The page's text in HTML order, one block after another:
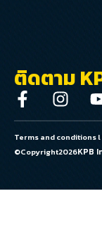
ติดตาม
Terms and conditionsl
©Copyright2026KPB